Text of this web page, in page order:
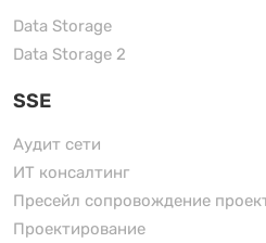
Data Storage
Data Storage 2
SSE
Аудит сети
ИТ консалтинг
Пресейл сопровождение
Проектирование